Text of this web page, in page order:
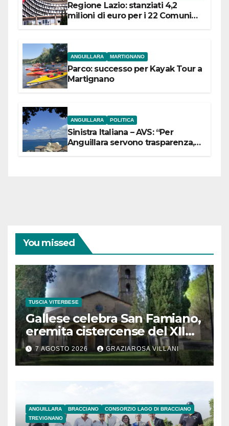
Regione Lazio: stanziati 4,2
milioni di euro per i 22 Comuni
ANGUILLARA MARTIGNANO
Parco: successo per Kayak Tour a
Martignano
ANGUILLARA POLITICA
Sinistra Italiana – AVS: “Per
Anguillara servono trasparenza,
You missed
TUSCIA VITERBESE
Gallese celebra San Famiano,
eremita cistercense del XII
secolo
7 AGOSTO 2026 GRAZIAROSA VILLANI
ANGUILLARA BRACCIANO
CONSORZIO LAGO DI BRACCIANO
TREVIGNANO